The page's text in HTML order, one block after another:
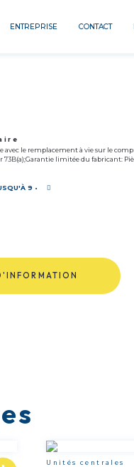
ENTREPRISE CONTACT
le remplacement à vie sur le
73B(a);Garantie limitée du fabricant:
9 •
Unités centrales